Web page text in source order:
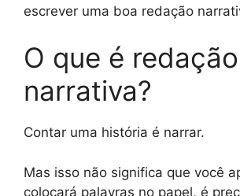
escrever uma boa redação
O que é redação
narrativa?
Contar uma história é narrar.
Mas isso não significa que você
colocará palavras no papel, é